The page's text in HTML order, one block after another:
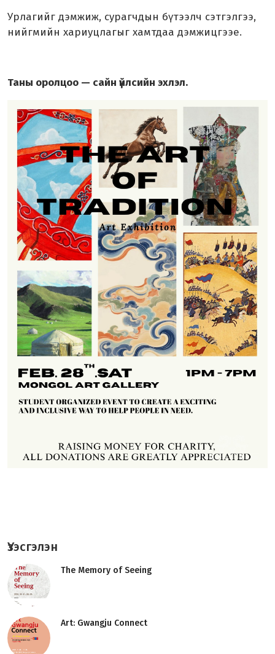
Урлагийг дэмжиж, сурагчдын бүтээлч сэтгэлгээ,
нийгмийн хариуцлагыг хамтдаа дэмжицгээе.
Таны оролцоо — сайн үйлсийн эхлэл.
Үзэсгэлэн
The Memory of Seeing
Art: Gwangju Connect